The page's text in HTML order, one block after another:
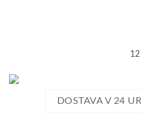
12
DOSTAVA V 24